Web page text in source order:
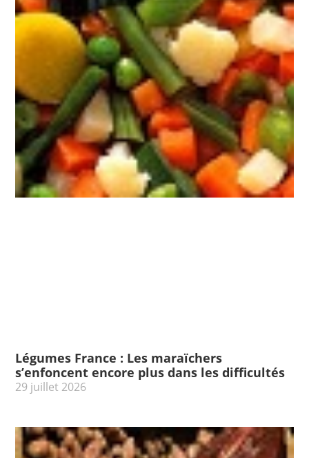
Légumes France : Les maraïchers
s’enfoncent encore plus dans les difficultés
29 juillet 2026